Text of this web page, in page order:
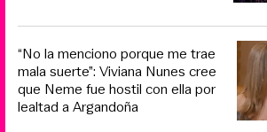
“No la menciono porque me trae
mala suerte”: Viviana Nunes cree
que Neme fue hostil con ella por
lealtad a Argandoña